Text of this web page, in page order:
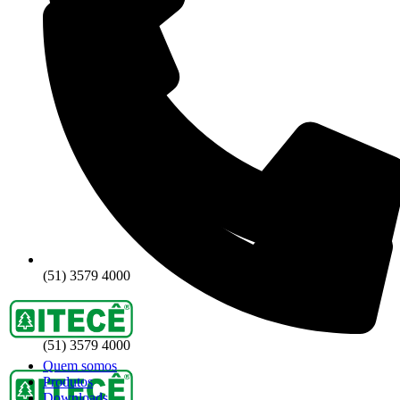
(51) 3579 4000
(51) 3579 4000
Quem somos
Produtos